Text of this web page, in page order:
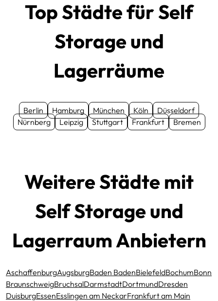
Top Städte für Self
Storage und
Lagerräume
Berlin Hamburg München Köln
Düsseldorf
Nürnberg
Leipzig Stuttgart Frankfurt Bremen
Weitere Städte mit
Self Storage und
Lagerraum Anbietern
AschaffenburgAugsburgBaden BadenBielefeldBochumBonn
BraunschweigBruchsalDarmstadtDortmundDresden
DuisburgEssenEsslingen am NeckarFrankfurt am Main